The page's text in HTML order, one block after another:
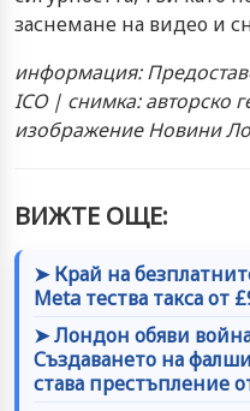
заснемане на видео и
информация:
ICO | снимка: авторско
изображение Новини
ВИЖТЕ ОЩЕ:
➤ Край на
Meta тества такса от
➤ Лондон обяви
Създаването на
става престъпление